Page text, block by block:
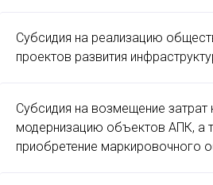
Субсидия на реализацию
проектов развития
Субсидия на возмещение затрат
модернизацию объектов АПК, а
приобретение маркировочного